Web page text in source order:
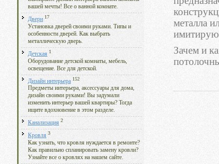
вашей мечты! Все о ванной комнате.
Двери 17
Установка дверей своими руками. Типы и
особенности дверей. Как выбрать
металлическую дверь.
Детская 1
Оборудование детской комнаты, мебель,
освещение. Все для детской.
Дизайн интерьера 152
Предметы интерьера, аксессуары для дома,
дизайн своими руками! Вы задумали
изменить интерьер вашей квартиры? Тогда
ищите вдохновение в этом разделе.
Канализация 2
Кровля 3
Как узнать, что кровля нуждается в ремонте?
Как правильно спланировать замену кровли?
Узнайте все о кровлях на нашем сайте.
металла
Зачем и